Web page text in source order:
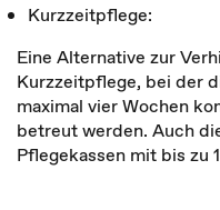
Kurzzeitpflege:
Eine Alternative zur
Kurzzeitpflege, bei der
maximal vier Wochen
betreut werden. Auch
Pflegekassen mit bis zu